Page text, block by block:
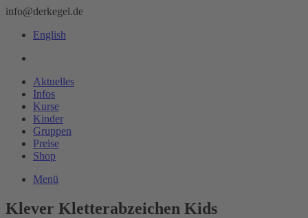
info@derkegel.de
English
Aktuelles
Infos
Kurse
Kinder
Gruppen
Preise
Shop
Menü
Klever Kletterabzeichen Kids